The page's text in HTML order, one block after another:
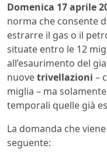
Domenica 17 aprile
norma che consente
estrarre il gas o il
situate entro le 12
all’esaurimento del
nuovetrivellazioni –
miglia – ma
temporali quelle già
La domanda che
seguente: